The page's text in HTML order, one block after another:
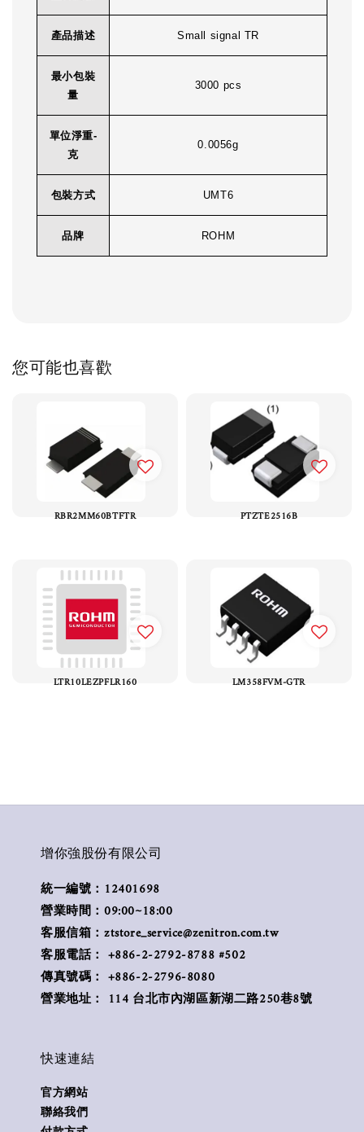
產品描述 Small signal TR
最小包裝
量
3000 pcs
單位淨重-
克
0.0056g
包裝方式 UMT6
品牌 ROHM
您可能也喜歡
RBR2MM60BTFTR PTZTE2516B
LTR10LEZPFLR160 LM358FVM-GTR
增你強股份有限公司
統一編號：12401698
營業時間：09:00~18:00
客服信箱：ztstore_service@zenitron.com.tw
客服電話： +886-2-2792-8788 #502
傳真號碼： +886-2-2796-8080
營業地址： 114 台北市內湖區新湖二路250巷8號
快速連結
官方網站
聯絡我們